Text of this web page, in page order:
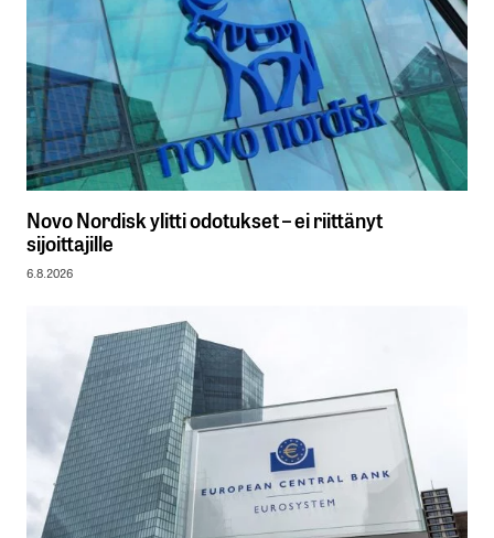
Novo Nordisk ylitti odotukset – ei riittänyt
sijoittajille
6.8.2026